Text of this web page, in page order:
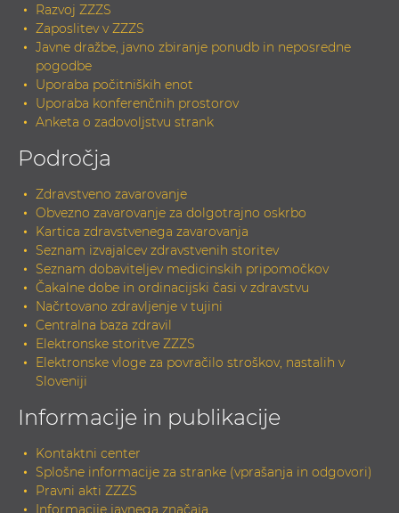
Razvoj ZZZS
Zaposlitev v ZZZS
Javne dražbe, javno zbiranje ponudb in neposredne
pogodbe
Uporaba počitniških enot
Uporaba konferenčnih prostorov
Anketa o zadovoljstvu strank
Področja
Zdravstveno zavarovanje
Obvezno zavarovanje za dolgotrajno oskrbo
Kartica zdravstvenega zavarovanja
Seznam izvajalcev zdravstvenih storitev
Seznam dobaviteljev medicinskih pripomočkov
Čakalne dobe in ordinacijski časi v zdravstvu
Načrtovano zdravljenje v tujini
Centralna baza zdravil
Elektronske storitve ZZZS
Elektronske vloge za povračilo stroškov, nastalih v
Sloveniji
Informacije in publikacije
Kontaktni center
Splošne informacije za stranke (vprašanja in odgovori)
Pravni akti ZZZS
Informacije javnega značaja